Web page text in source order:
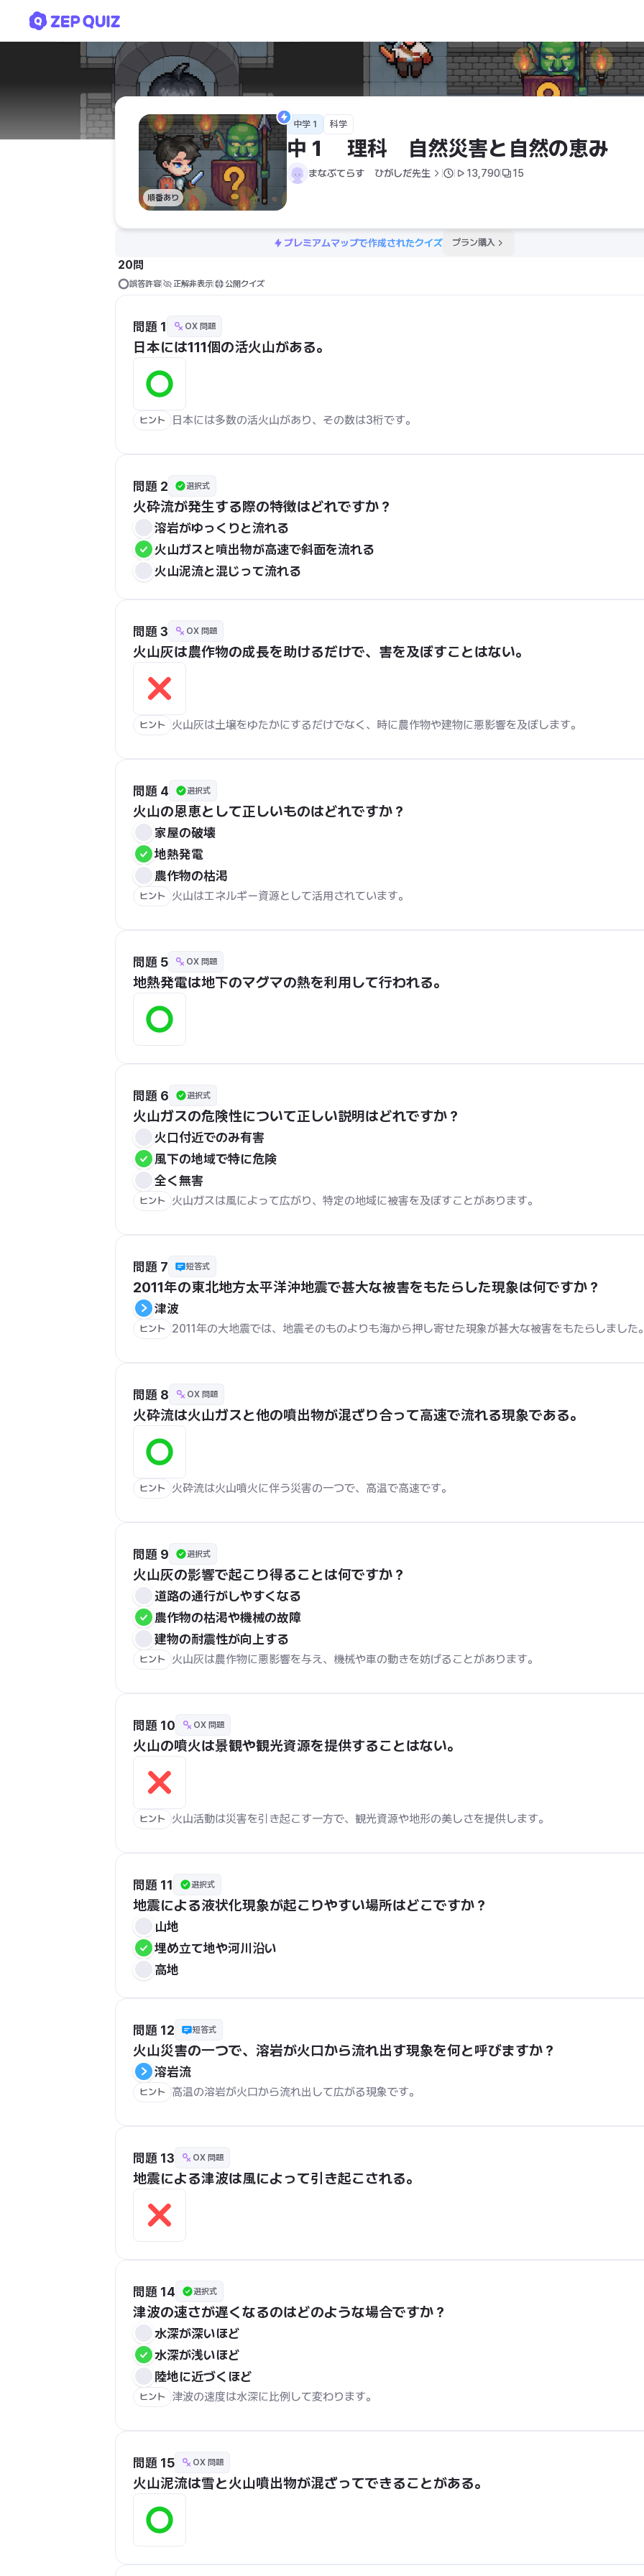
順番あり
中学 1 科学
中１　理科　自然災害と自然の恵み
まなぶてらす　ひがしだ先生 13,790 15
プレミアムマップで作成されたクイズ プラン購入
20問
誤答許容 正解非表示 公開クイズ
問題 1 OX 問題
日本には111個の活火山がある。
ヒント 日本には多数の活火山があり、その数は3桁です。
問題 2 選択式
火砕流が発生する際の特徴はどれですか？
溶岩がゆっくりと流れる
火山ガスと噴出物が高速で斜面を流れる
火山泥流と混じって流れる
問題 3 OX 問題
火山灰は農作物の成長を助けるだけで、害を及ぼすことはない。
ヒント 火山灰は土壌をゆたかにするだけでなく、時に農作物や建物に悪影響を及ぼします。
問題 4 選択式
火山の恩恵として正しいものはどれですか？
家屋の破壊
地熱発電
農作物の枯渇
ヒント 火山はエネルギー資源として活用されています。
問題 5 OX 問題
地熱発電は地下のマグマの熱を利用して行われる。
問題 6 選択式
火山ガスの危険性について正しい説明はどれですか？
火口付近でのみ有害
風下の地域で特に危険
全く無害
ヒント 火山ガスは風によって広がり、特定の地域に被害を及ぼすことがあります。
問題 7 短答式
2011年の東北地方太平洋沖地震で甚大な被害をもたらした現象は何ですか？
津波
ヒント 2011年の大地震では、地震そのものよりも海から押し寄せた現象が甚大な被害をもたらしました
問題 8 OX 問題
火砕流は火山ガスと他の噴出物が混ざり合って高速で流れる現象である。
ヒント 火砕流は火山噴火に伴う災害の一つで、高温で高速です。
問題 9 選択式
火山灰の影響で起こり得ることは何ですか？
道路の通行がしやすくなる
農作物の枯渇や機械の故障
建物の耐震性が向上する
ヒント 火山灰は農作物に悪影響を与え、機械や車の動きを妨げることがあります。
問題 10 OX 問題
火山の噴火は景観や観光資源を提供することはない。
ヒント 火山活動は災害を引き起こす一方で、観光資源や地形の美しさを提供します。
問題 11 選択式
地震による液状化現象が起こりやすい場所はどこですか？
山地
埋め立て地や河川沿い
高地
問題 12 短答式
火山災害の一つで、溶岩が火口から流れ出す現象を何と呼びますか？
溶岩流
ヒント 高温の溶岩が火口から流れ出して広がる現象です。
問題 13 OX 問題
地震による津波は風によって引き起こされる。
問題 14 選択式
津波の速さが遅くなるのはどのような場合ですか？
水深が深いほど
水深が浅いほど
陸地に近づくほど
ヒント 津波の速度は水深に比例して変わります。
問題 15 OX 問題
火山泥流は雪と火山噴出物が混ざってできることがある。